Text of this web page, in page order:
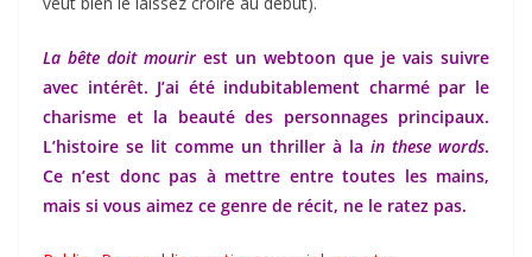
La bête doit mourir est un webtoon que je vais suivre
avec intérêt. J’ai été indubitablement charmé par le
charisme et la beauté des personnages principaux.
L’histoire se lit comme un thriller à la in these words.
Ce n’est donc pas à mettre entre toutes les mains,
mais si vous aimez ce genre de récit, ne le ratez pas.